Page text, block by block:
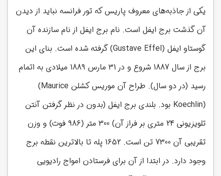
یکی از جاذبه‌های معروف پاریس که تور فرانسه نباید از دیدن
آن گذشت برج ایفل است. نام برج ایفل از نام سازنده آن
گوستاو ایفل (Gustave Effel)گرفته شده است. بنای این
برج از سال 1887 شروع و در 31 مارس 1889 میلادی به اتمام
رسید (در دو سال). طراح آن موریس کشلن (Maurice
Koechlin) بود. بلندی برج ایفل (بدون در نظر گرفتن آنتن
تلویزیونی 24 متری بر فراز آن) 300 متر (986 فوت) و وزن
تقریبی آن 7300 تن است. 1652 پله تا بالاترین نقطه برج
وجود دارد. در ابتدا از آن برای فرستادن امواج رادیویی